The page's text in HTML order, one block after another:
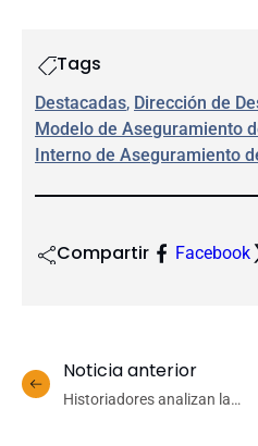
Tags
Destacadas, Dirección de
Modelo de Aseguramiento
Interno de Aseguramiento
Compartir Facebook
Noticia anterior
Historiadores analizan la